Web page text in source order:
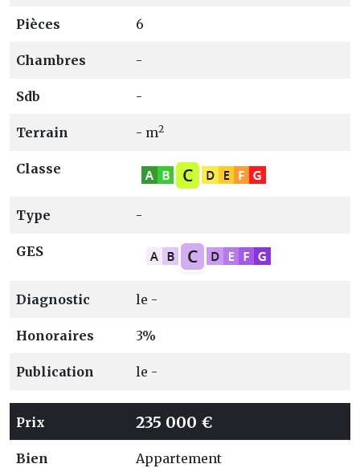
Pièces 6
Chambres -
Sdb -
Terrain - m2
Classe
Type -
GES
Diagnostic le -
Honoraires 3%
Publication le -
Prix 235 000 €
Bien Appartement